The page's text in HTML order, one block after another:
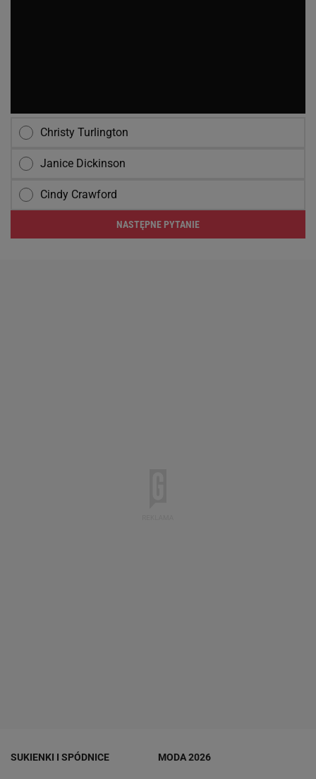
Christy Turlington
Janice Dickinson
Cindy Crawford
NASTĘPNE PYTANIE
SUKIENKI I SPÓDNICE MODA 2026